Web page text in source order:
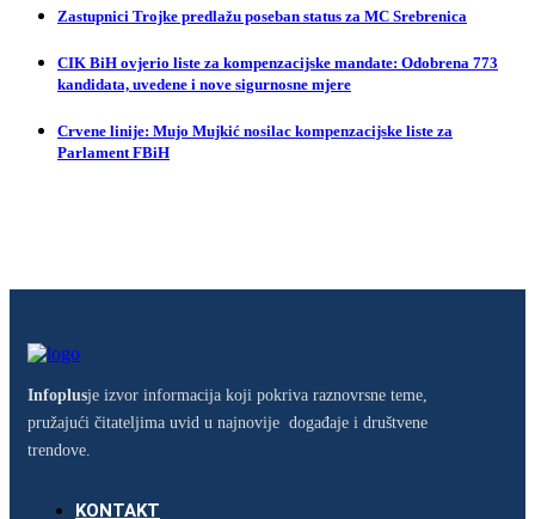
Zastupnici Trojke predlažu poseban status za MC Srebrenica
CIK BiH ovjerio liste za kompenzacijske mandate: Odobrena 773
kandidata, uvedene i nove sigurnosne mjere
Crvene linije: Mujo Mujkić nosilac kompenzacijske liste za
Parlament FBiH
Infoplusje izvor informacija koji pokriva raznovrsne teme,
pružajući čitateljima uvid u najnovije događaje i društvene
trendove.
KONTAKT